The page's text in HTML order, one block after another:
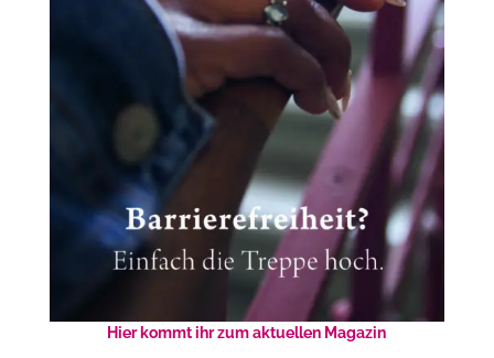
Hier kommt ihr zum aktuellen Magazin